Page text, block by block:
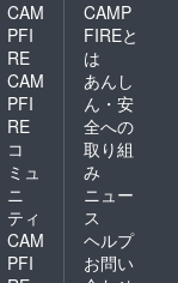
CAM
PFI
RE
CAM
PFI
RE
コ
ミュ
ニ
ティ
CAM
PFI
CAMP
FIREと
は
あんし
ん・安
全への
取り組
み
ニュー
ス
ヘルプ
お問い